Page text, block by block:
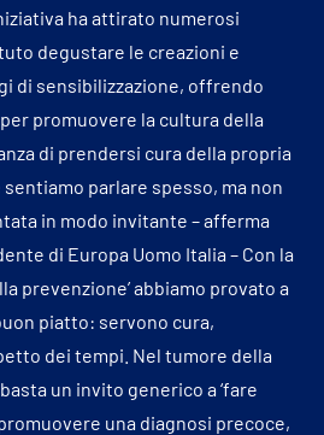
ha attirato numerosi
degustare le creazioni e
di sensibilizzazione, offrendo
promuovere la cultura della
di prendersi cura della propria
parlare spesso, ma non
in modo invitante – afferma
di Europa Uomo Italia – Con la
prevenzione’ abbiamo provato a
piatto: servono cura,
dei tempi. Nel tumore della
un invito generico a ‘fare
una diagnosi precoce,